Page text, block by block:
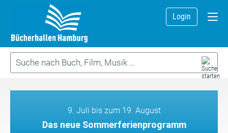
Login
9. Juli bis zum 19. August
Das neue Sommerferienprogramm